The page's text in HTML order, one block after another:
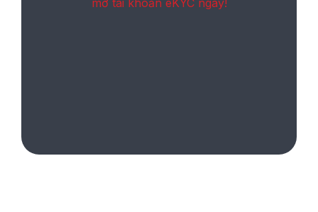
mở tài khoản eKYC ngay!